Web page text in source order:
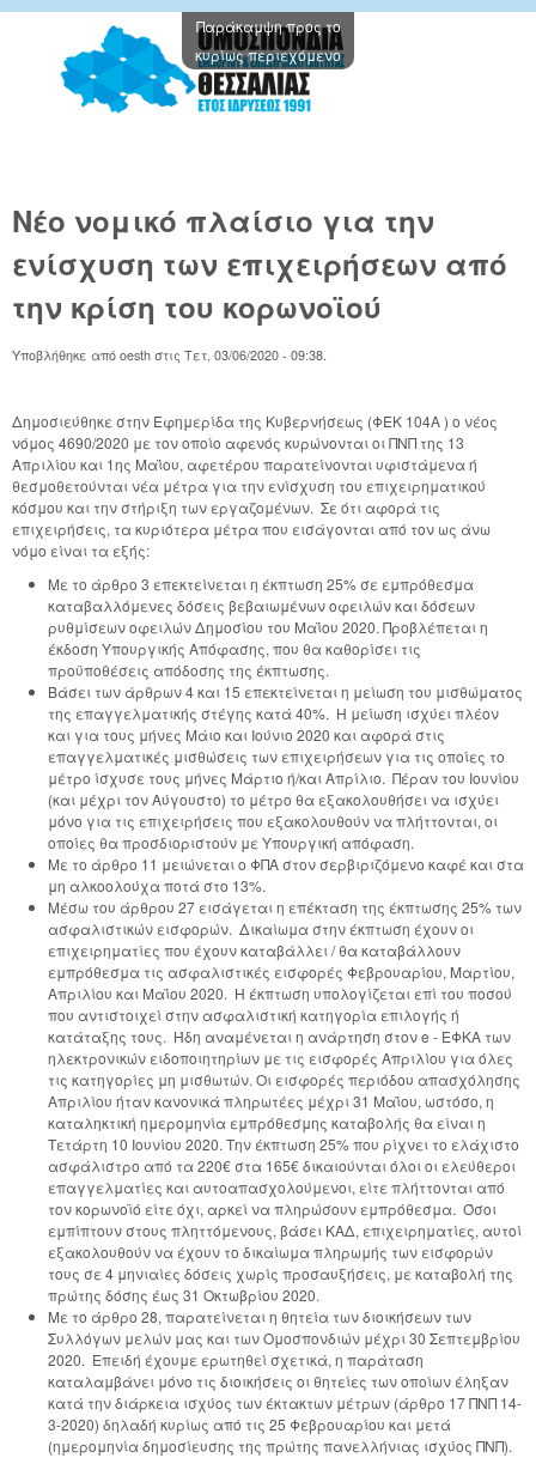
Παράκαμψη προς το
κυρίως περιεχόμενο
Νέο νομικό πλαίσιο για την
ενίσχυση των επιχειρήσεων από
την κρίση του κορωνοϊού
Υποβλήθηκε από oesth στις Τετ, 03/06/2020 - 09:38.
Δημοσιεύθηκε στην Εφημερίδα της Κυβερνήσεως (ΦΕΚ 104Α ) ο νέος
νόμος 4690/2020 με τον οποίο αφενός κυρώνονται οι ΠΝΠ της 13
Απριλίου και 1ης Μαΐου, αφετέρου παρατείνονται υφιστάμενα ή
θεσμοθετούνται νέα μέτρα για την ενίσχυση του επιχειρηματικού
κόσμου και την στήριξη των εργαζομένων. Σε ότι αφορά τις
επιχειρήσεις, τα κυριότερα μέτρα που εισάγονται από τον ως άνω
νόμο είναι τα εξής:
Με το άρθρο 3 επεκτείνεται η έκπτωση 25% σε εμπρόθεσμα
καταβαλλόμενες δόσεις βεβαιωμένων οφειλών και δόσεων
ρυθμίσεων οφειλών Δημοσίου του Μαΐου 2020. Προβλέπεται η
έκδοση Υπουργικής Απόφασης, που θα καθορίσει τις
προϋποθέσεις απόδοσης της έκπτωσης.
Βάσει των άρθρων 4 και 15 επεκτείνεται η μείωση του μισθώματος
της επαγγελματικής στέγης κατά 40%. Η μείωση ισχύει πλέον
και για τους μήνες Μάιο και Ιούνιο 2020 και αφορά στις
επαγγελματικές μισθώσεις των επιχειρήσεων για τις οποίες το
μέτρο ίσχυσε τους μήνες Μάρτιο ή/και Απρίλιο. Πέραν του Ιουνίου
(και μέχρι τον Αύγουστο) το μέτρο θα εξακολουθήσει να ισχύει
μόνο για τις επιχειρήσεις που εξακολουθούν να πλήττονται, οι
οποίες θα προσδιοριστούν με Υπουργική απόφαση.
Με το άρθρο 11 μειώνεται ο ΦΠΑ στον σερβιριζόμενο καφέ και στα
μη αλκοολούχα ποτά στο 13%.
Μέσω του άρθρου 27 εισάγεται η επέκταση της έκπτωσης 25% των
ασφαλιστικών εισφορών. Δικαίωμα στην έκπτωση έχουν οι
επιχειρηματίες που έχουν καταβάλλει / θα καταβάλλουν
εμπρόθεσμα τις ασφαλιστικές εισφορές Φεβρουαρίου, Μαρτίου,
Απριλίου και Μαΐου 2020. Η έκπτωση υπολογίζεται επί του ποσού
που αντιστοιχεί στην ασφαλιστική κατηγορία επιλογής ή
κατάταξης τους. Ήδη αναμένεται η ανάρτηση στον e - ΕΦΚΑ των
ηλεκτρονικών ειδοποιητηρίων με τις εισφορές Απριλίου για όλες
τις κατηγορίες μη μισθωτών. Οι εισφορές περιόδου απασχόλησης
Απριλίου ήταν κανονικά πληρωτέες μέχρι 31 Μαΐου, ωστόσο, η
καταληκτική ημερομηνία εμπρόθεσμης καταβολής θα είναι η
Τετάρτη 10 Ιουνίου 2020. Την έκπτωση 25% που ρίχνει το ελάχιστο
ασφάλιστρο από τα 220€ στα 165€ δικαιούνται όλοι οι ελεύθεροι
επαγγελματίες και αυτοαπασχολούμενοι, είτε πλήττονται από
τον κορωνοϊό είτε όχι, αρκεί να πληρώσουν εμπρόθεσμα. Όσοι
εμπίπτουν στους πληττόμενους, βάσει ΚΑΔ, επιχειρηματίες, αυτοί
εξακολουθούν να έχουν το δικαίωμα πληρωμής των εισφορών
τους σε 4 μηνιαίες δόσεις χωρίς προσαυξήσεις, με καταβολή της
πρώτης δόσης έως 31 Οκτωβρίου 2020.
Με το άρθρο 28, παρατείνεται η θητεία των διοικήσεων των
Συλλόγων μελών μας και των Ομοσπονδιών μέχρι 30 Σεπτεμβρίου
2020. Επειδή έχουμε ερωτηθεί σχετικά, η παράταση
καταλαμβάνει μόνο τις διοικήσεις οι θητείες των οποίων έληξαν
κατά την διάρκεια ισχύος των έκτακτων μέτρων (άρθρο 17 ΠΝΠ 14-
3-2020) δηλαδή κυρίως από τις 25 Φεβρουαρίου και μετά
(ημερομηνία δημοσίευσης της πρώτης πανελλήνιας ισχύος ΠΝΠ).